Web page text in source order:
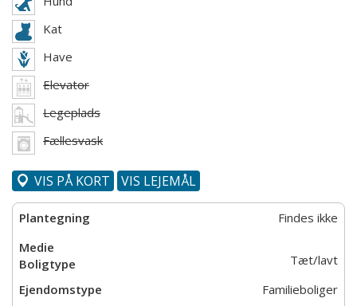
Kat
Have
Elevator
Legeplads
Fællesvask
VIS PÅ KORT VIS LEJEMÅL
Findes ikke
Tæt/lavt
Familieboliger